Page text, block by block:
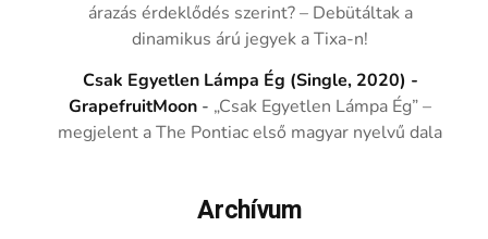
árazás érdeklődés szerint? – Debütáltak a
dinamikus árú jegyek a Tixa-n!
Csak Egyetlen Lámpa Ég (Single, 2020) -
GrapefruitMoon - „Csak Egyetlen Lámpa Ég” –
megjelent a The Pontiac első magyar nyelvű dala
Archívum